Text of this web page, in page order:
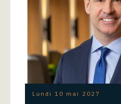
Lundi 10 mai 2027